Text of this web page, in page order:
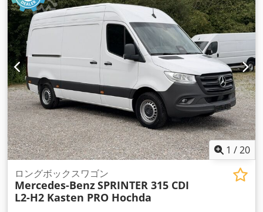
130リットルと160バールのパワーで構成されています。こ の
バンの走行距離は359.000km。 もう1台は白で塗装され、1500
リットルのミュラー製で、リモコン付き、130リットルと160バ
ールのパワーがあります。このバンの 走行距離は314.000km。
Credpfx Ajrckzcshlsf 1台あたりの価格 28.000+VAT 全体とし
て販売。
1 /20
ロングボックスワゴン
Mercedes-BenzSPRINTER 315 CDI
L2-H2 Kasten PRO Hochda